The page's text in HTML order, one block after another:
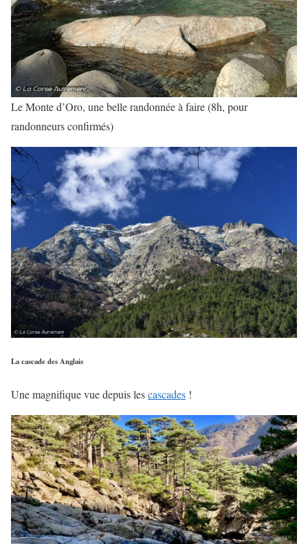
Le Monte d’Oro, une belle randonnée à faire (8h, pour
randonneurs confirmés)
La cascade des Anglais
Une magnifique vue depuis lescascades !